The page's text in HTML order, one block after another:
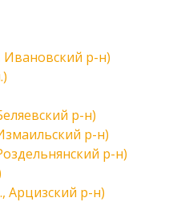
Ивановский р-н)
р-н)
р-н)
р-н)
Арцизский р-н)